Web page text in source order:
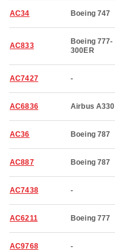
AC34 Boeing 747
AC833
Boeing 777-
300ER
AC7427 -
AC6836 Airbus A330
AC36 Boeing 787
AC887 Boeing 787
AC7438 -
AC6211 Boeing 777
AC9768 -